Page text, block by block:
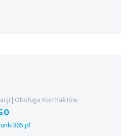
| Obsługa Kontraktów